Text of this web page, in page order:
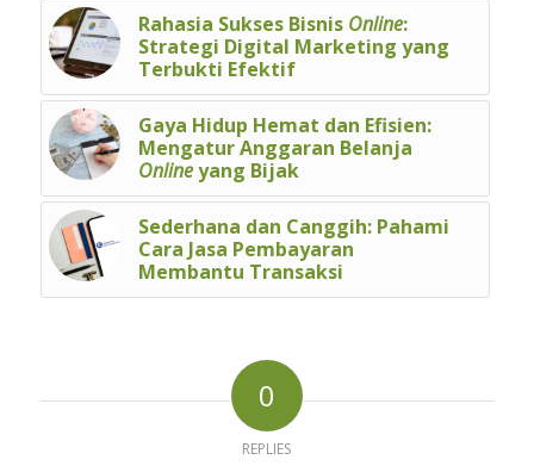
Rahasia Sukses Bisnis Online:
Strategi Digital Marketing yang
Terbukti Efektif
Gaya Hidup Hemat dan Efisien:
Mengatur Anggaran Belanja
Onlineyang Bijak
Sederhana dan Canggih: Pahami
Cara Jasa Pembayaran
Membantu Transaksi
0
REPLIES